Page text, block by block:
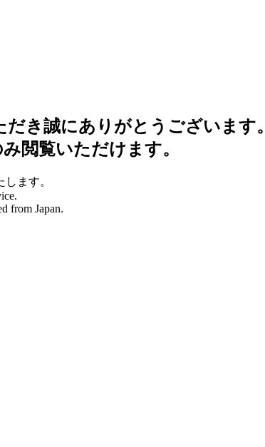
き誠にありがとうございます。
閲覧いただけます。
ます。
from Japan.